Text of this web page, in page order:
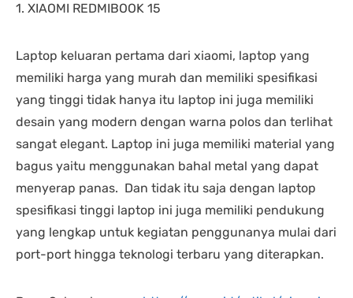
1. XIAOMI REDMIBOOK 15
Laptop keluaran pertama dari xiaomi, laptop yang
memiliki harga yang murah dan memiliki spesifikasi
yang tinggi tidak hanya itu laptop ini juga memiliki
desain yang modern dengan warna polos dan terlihat
sangat elegant. Laptop ini juga memiliki material yang
bagus yaitu menggunakan bahal metal yang dapat
menyerap panas. Dan tidak itu saja dengan laptop
spesifikasi tinggi laptop ini juga memiliki pendukung
yang lengkap untuk kegiatan penggunanya mulai dari
port-port hingga teknologi terbaru yang diterapkan.